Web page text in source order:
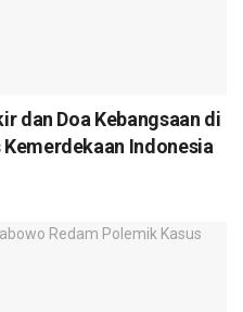
dan Doa Kebangsaan di
Indonesia